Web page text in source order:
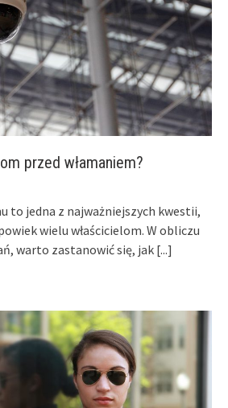
przed włamaniem?
to jedna z najważniejszych kwestii,
wielu właścicielom. W obliczu
warto zastanowić się, jak [...]